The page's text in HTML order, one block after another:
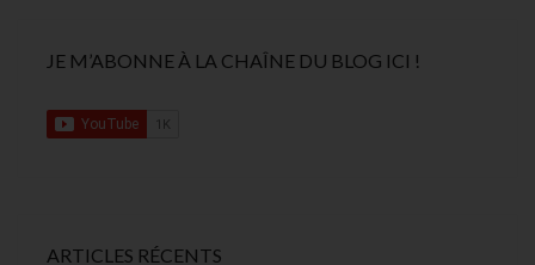
JE M’ABONNE À LA CHAÎNE DU BLOG ICI !
ARTICLES RÉCENTS